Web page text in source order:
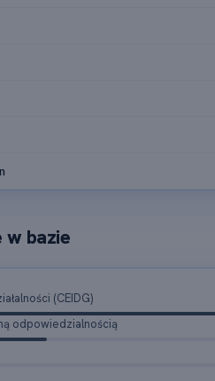
w bazie
(CEIDG)
odpowiedzialnością